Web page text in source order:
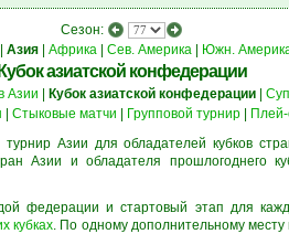
Сезон:
Азия Африка Сев. Америка Южн.
Кубок азиатской конфедерации
Азии Кубок азиатской конфедерации
Стыковые матчи Групповой турнир
Азии для обладателей кубков
Азии и обладателя прошлогоднего
федерации и стартовый этап для
кубках. По одному дополнительному